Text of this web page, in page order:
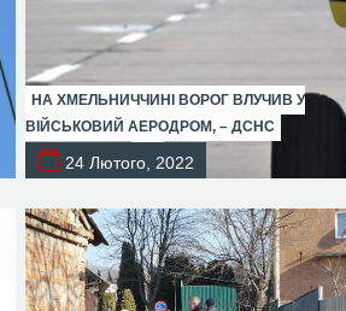
НА ХМЕЛЬНИЧЧИНІ ВОРОГ ВЛУЧИВ У
ВІЙСЬКОВИЙ АЕРОДРОМ, – ДСНС
24 Лютого, 2022